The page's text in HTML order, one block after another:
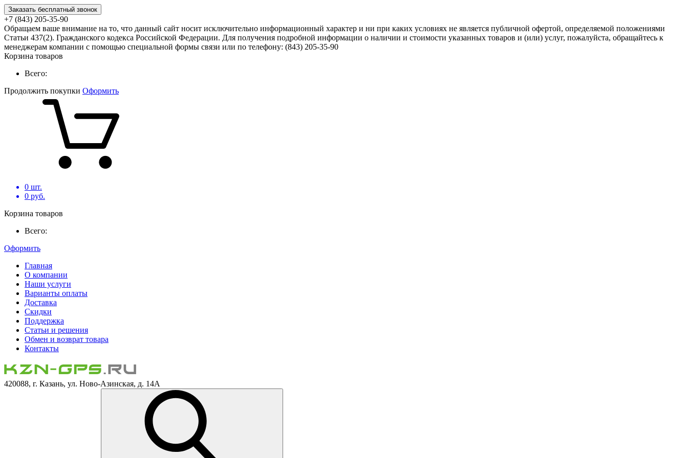
Заказать бесплатный звонок
+7 (843) 205-35-90
Обращаем ваше внимание на то, что данный сайт носит исключительно информационный характер и ни при каких условиях не является публичной офертой, определяемой положениями
Статьи 437(2). Гражданского кодекса Российской Федерации. Для получения подробной информации о наличии и стоимости указанных товаров и (или) услуг, пожалуйста, обращайтесь к
менеджерам компании с помощью специальной формы связи или по телефону: (843) 205-35-90
Корзина товаров
Всего:
Продолжить покупки Оформить
0 шт.
0 руб.
Корзина товаров
Всего:
Оформить
Главная
О компании
Наши услуги
Варианты оплаты
Доставка
Скидки
Поддержка
Статьи и решения
Обмен и возврат товара
Контакты
420088, г. Казань, ул. Ново-Азинская, д. 14А